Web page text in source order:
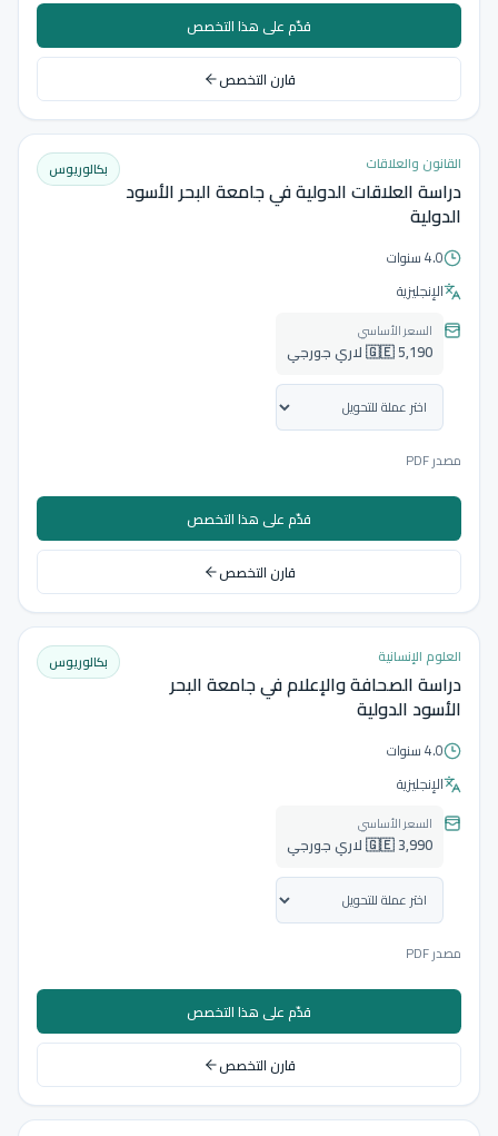
قدّم على هذا التخصص
قارن التخصص
القانون والعلاقات
دراسة العلاقات الدولية في جامعة البحر الأسود
الدولية
بكالوريوس
4.0 سنوات
الإنجليزية
السعر الأساسي
🇬🇪 5,190 لاري جورجي
مصدر PDF
قدّم على هذا التخصص
قارن التخصص
العلوم الإنسانية
دراسة الصحافة والإعلام في جامعة البحر
الأسود الدولية
بكالوريوس
4.0 سنوات
الإنجليزية
السعر الأساسي
🇬🇪 3,990 لاري جورجي
مصدر PDF
قدّم على هذا التخصص
قارن التخصص